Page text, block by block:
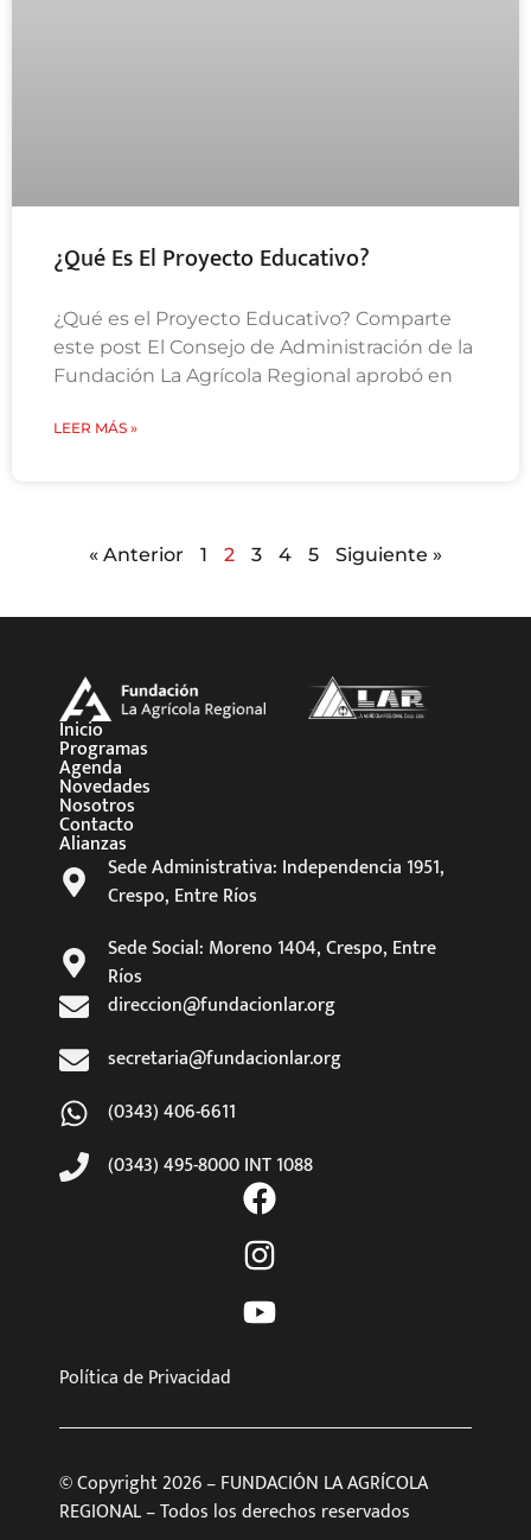
¿Qué Es El Proyecto Educativo?
¿Qué es el Proyecto Educativo? Comparte
este post El Consejo de Administración de la
Fundación La Agrícola Regional aprobó en
LEER MÁS »
« Anterior 1 2 3 4 5 Siguiente »
Inicio
Programas
Agenda
Novedades
Nosotros
Contacto
Alianzas
Sede Administrativa: Independencia 1951,
Crespo, Entre Ríos
Sede Social: Moreno 1404, Crespo, Entre
Ríos
direccion@fundacionlar.org
secretaria@fundacionlar.org
(0343) 406-6611
(0343) 495-8000 INT 1088
Política de Privacidad
© Copyright 2026 – FUNDACIÓN LA AGRÍCOLA
REGIONAL – Todos los derechos reservados